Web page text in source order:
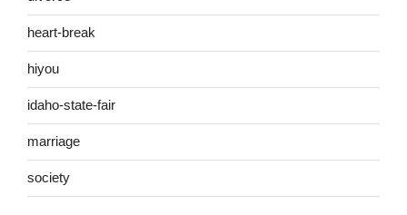
heart-break
hiyou
idaho-state-fair
marriage
society